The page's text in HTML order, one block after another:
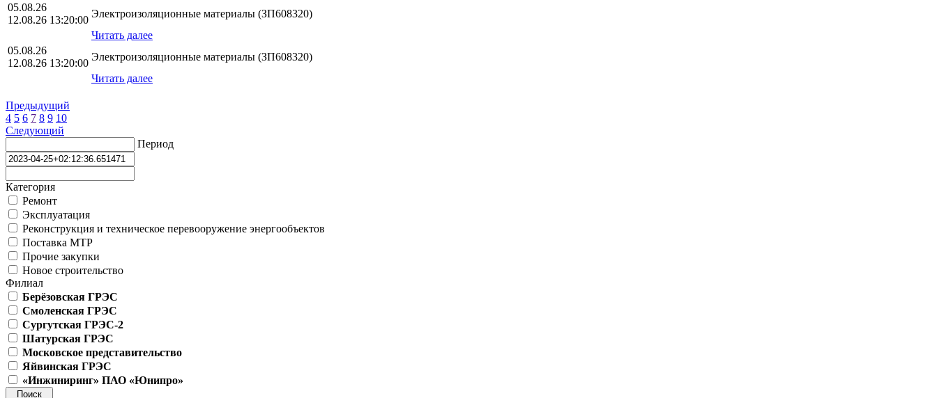
05.08.26
12.08.26 13:20:00
Электроизоляционные материалы (ЗП608320)
Читать далее
05.08.26
12.08.26 13:20:00
Электроизоляционные материалы (ЗП608320)
Читать далее
Предыдущий
4 5 6 7 8 9 10
Следующий
Период
Категория
Ремонт
Эксплуатация
Реконструкция и техническое перевооружение энергообъектов
Поставка МТР
Прочие закупки
Новое строительство
Филиал
Берёзовская ГРЭС
Смоленская ГРЭС
Сургутская ГРЭС-2
Шатурская ГРЭС
Московское представительство
Яйвинская ГРЭС
«Инжиниринг» ПАО «Юнипро»